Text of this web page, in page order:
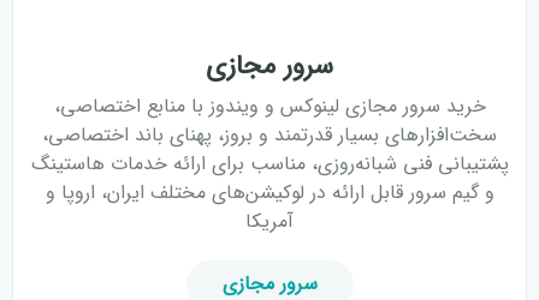
سرور مجازی
خرید سرور مجازی لینوکس و ویندوز با منابع اختصاصی،
سخت‌افزارهای بسیار قدرتمند و بروز، پهنای باند اختصاصی،
پشتیبانی فنی شبانه‌روزی، مناسب برای ارائه خدمات هاستینگ
و گیم سرور قابل ارائه در لوکیشن‌های مختلف ایران، اروپا و
آمریکا
سرور مجازی